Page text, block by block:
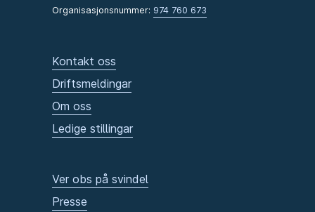
Organisasjonsnummer: 974 760 673
Kontakt oss
Driftsmeldingar
Om oss
Ledige stillingar
Ver obs på svindel
Presse